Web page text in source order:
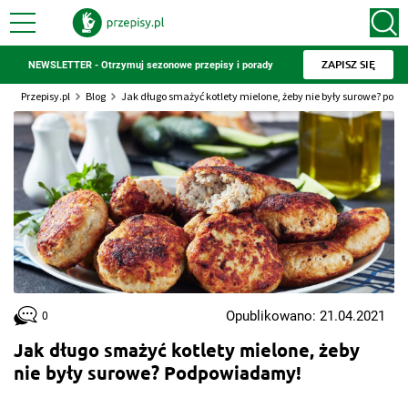
NEWSLETTER - Otrzymuj sezonowe przepisy i porady ZAPISZ SIĘ
Przepisy.pl Blog Jak długo smażyć kotlety mielone, żeby nie były surowe?
Jak długo smażyć kotlety mielone, żeby
nie były surowe? Podpowiadamy!
0 Opublikowano: 21.04.2021